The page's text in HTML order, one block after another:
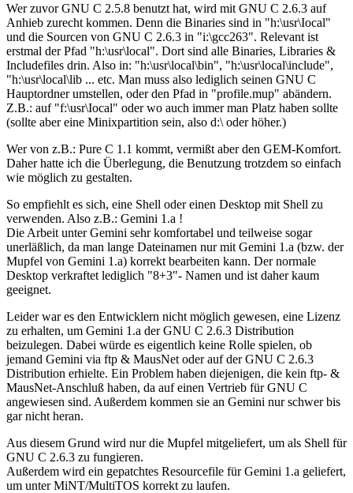
Wer zuvor GNU C 2.5.8 benutzt hat, wird mit GNU C 2.6.3 auf
Anhieb zurecht kommen. Denn die Binaries sind in "h:\usr\Iocal"
und die Sourcen von GNU C 2.6.3 in "i:\gcc263". Relevant ist
erstmal der Pfad "h:\usr\local". Dort sind alle Binaries, Libraries &
Includefiles drin. Also in: "h:\usr\local\bin", "h:\usr\local\include",
"h:\usr\local\lib ... etc. Man muss also lediglich seinen GNU C
Hauptordner umstellen, oder den Pfad in "profile.mup" abändern.
Z.B.: auf "f:\usr\Iocal" oder wo auch immer man Platz haben sollte
(sollte aber eine Minixpartition sein, also d:\ oder höher.)
Wer von z.B.: Pure C 1.1 kommt, vermißt aber den GEM-Komfort.
Daher hatte ich die Überlegung, die Benutzung trotzdem so einfach
wie möglich zu gestalten.
So empfiehlt es sich, eine Shell oder einen Desktop mit Shell zu
verwenden. Also z.B.: Gemini 1.a !
Die Arbeit unter Gemini sehr komfortabel und teilweise sogar
unerläßlich, da man lange Dateinamen nur mit Gemini 1.a (bzw. der
Mupfel von Gemini 1.a) korrekt bearbeiten kann. Der normale
Desktop verkraftet lediglich "8+3"- Namen und ist daher kaum
geeignet.
Leider war es den Entwicklern nicht möglich gewesen, eine Lizenz
zu erhalten, um Gemini 1.a der GNU C 2.6.3 Distribution
beizulegen. Dabei würde es eigentlich keine Rolle spielen, ob
jemand Gemini via ftp & MausNet oder auf der GNU C 2.6.3
Distribution erhielte. Ein Problem haben diejenigen, die kein ftp- &
MausNet-Anschluß haben, da auf einen Vertrieb für GNU C
angewiesen sind. Außerdem kommen sie an Gemini nur schwer bis
gar nicht heran.
Aus diesem Grund wird nur die Mupfel mitgeliefert, um als Shell für
GNU C 2.6.3 zu fungieren.
Außerdem wird ein gepatchtes Resourcefile für Gemini 1.a geliefert,
um unter MiNT/MultiTOS korrekt zu laufen.